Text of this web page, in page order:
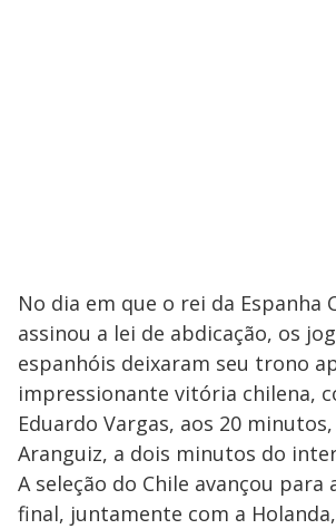
No dia em que o rei da Espanha
assinou a lei de abdicação, os
espanhóis deixaram seu trono
impressionante vitória chilena,
Eduardo Vargas, aos 20
Aranguiz, a dois minutos do
A seleção do Chile avançou para
final, juntamente com a